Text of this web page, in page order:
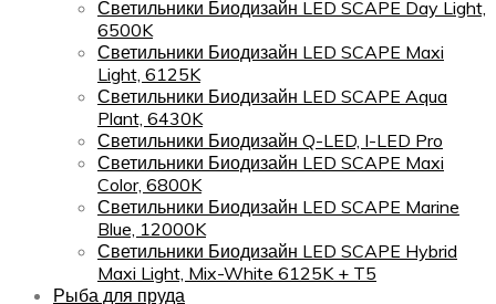
Светильники Биодизайн LED SCAPE Day Light,
6500K
Светильники Биодизайн LED SCAPE Maxi
Light, 6125K
Светильники Биодизайн LED SCAPE Aqua
Plant, 6430K
Светильники Биодизайн Q-LED, I-LED Pro
Светильники Биодизайн LED SCAPE Maxi
Color, 6800K
Светильники Биодизайн LED SCAPE Marine
Blue, 12000K
Светильники Биодизайн LED SCAPE Hybrid
Maxi Light, Mix-White 6125K + T5
Рыба для пруда